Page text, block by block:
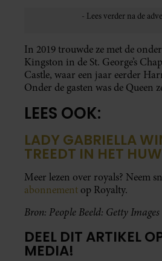
In 2019 trouwde ze met de
Kingston in de St. George’s
Castle, waar een jaar eerder
Onder de gasten was de Queen
LEES OOK:
LADY GABRIELLA
TREEDT IN HET
Meer lezen over royals? Neem
abonnement op Royalty.
Bron: PeopleBeeld: Getty Images
DEEL DIT ARTIKEL
MEDIA!